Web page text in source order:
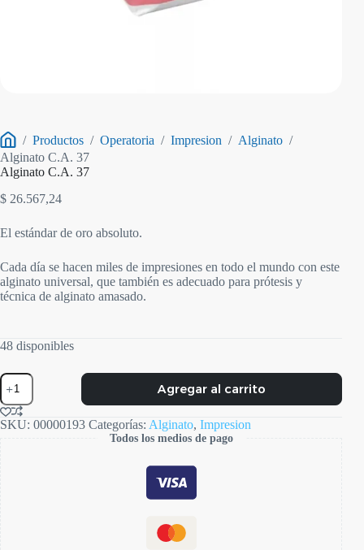
Inicio
/ Productos / Operatoria / Impresion / Alginato /
Alginato C.A. 37
Alginato C.A. 37
$ 26.567,24
El estándar de oro absoluto.
Cada día se hacen miles de impresiones en todo el mundo con este
alginato universal, que también es adecuado para prótesis y
técnica de alginato amasado.
48 disponibles
Alginato
C.A.
37
cantidad
Agregar al carrito
SKU: 00000193 Categorías: Alginato, Impresion
Todos los medios de pago